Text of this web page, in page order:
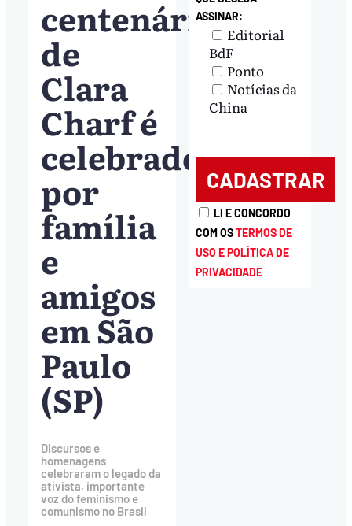
centenário
de
Clara
Charf é
celebrado
por
família
e
amigos
em São
Paulo
(SP)
Discursos e
homenagens
celebraram o legado da
ativista, importante
voz do feminismo e
comunismo no Brasil
ASSINAR:
Editorial
BdF
Ponto
Notícias da
China
LI E CONCORDO
COM OSTERMOS DE
USO E POLÍTICA DE
PRIVACIDADE